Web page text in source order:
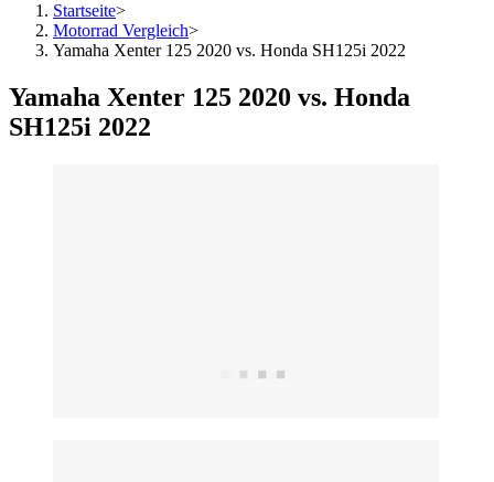
Startseite>
Motorrad Vergleich>
Yamaha Xenter 125 2020 vs. Honda SH125i 2022
Yamaha Xenter 125 2020 vs. Honda
SH125i 2022